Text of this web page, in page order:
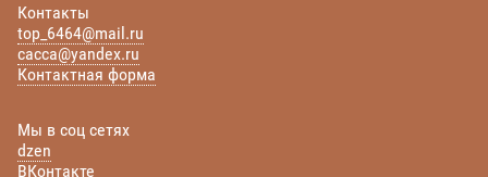
Контакты
top_6464@mail.ru
cacca@yandex.ru
Контактная форма
Мы в соц сетях
dzen
ВКонтакте